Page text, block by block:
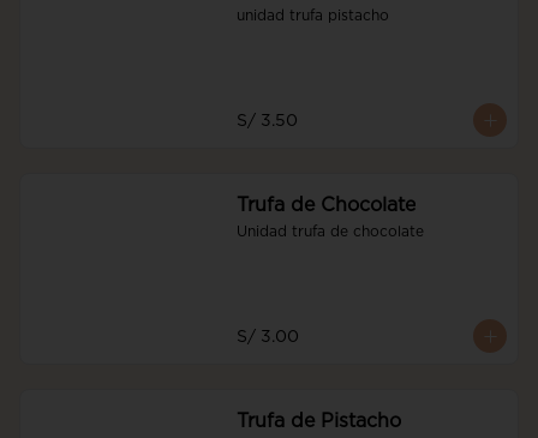
unidad trufa pistacho
S/ 3.50
Trufa de Chocolate
Unidad trufa de chocolate
S/ 3.00
Trufa de Pistacho